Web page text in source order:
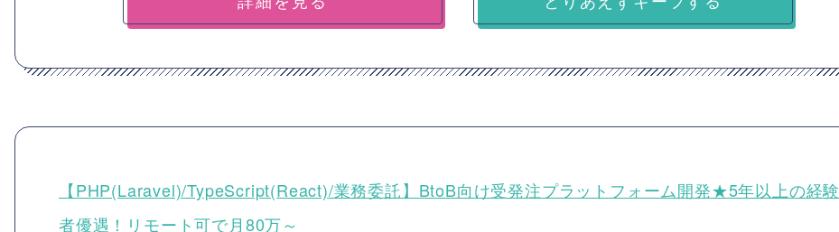
【PHP(Laravel)/TypeScript(React)/業務委託】BtoB向け受発注プラットフォーム開発★5年以上の経験
者優遇！リモート可で月80万～